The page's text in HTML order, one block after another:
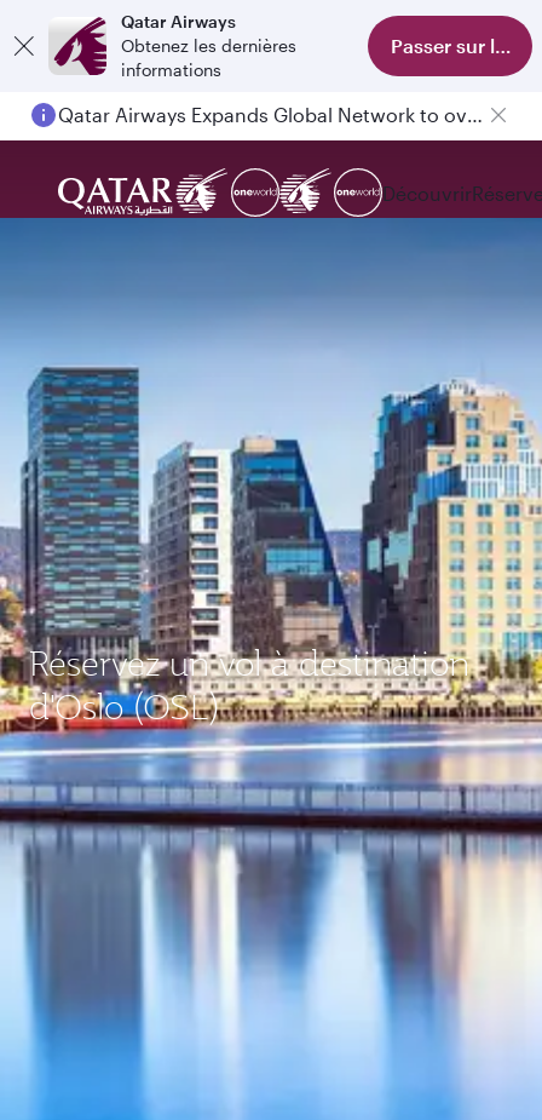
Qatar Airways
Obtenez les dernières
informations
Passer sur
Passengers flying between Doha and Auckland on QR914 and QR915
Découvrir
Réservez un vol à destination
d'Oslo (OSL)